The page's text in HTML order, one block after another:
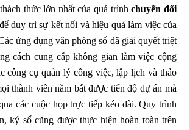
thức lớn nhất của quá trìnhchuyển đổi
duy trì sự kết nối và hiệu quả làm việc của
ứng dụng văn phòng số đã giải quyết triệt
cách cung cấp không gian làm việc cộng
công cụ quản lý công việc, lập lịch và thảo
thành viên nắm bắt được tiến độ dự án mà
các cuộc họp trực tiếp kéo dài. Quy trình
ký số cũng được thực hiện hoàn toàn trên